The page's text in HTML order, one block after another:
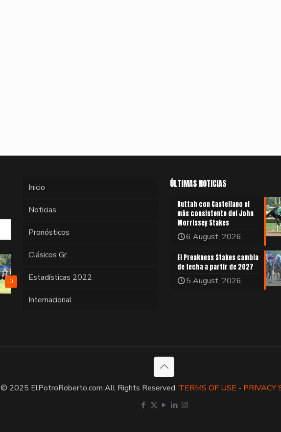
0
Inicio
Noticias
Pronósticos
Clásicos Gr.
Estadísticas 2022
Internacional
ÚLTIMAS NOTICIAS
Buttah con Castellano el
más consistente del John
Morrissey Stakes
6 August, 2026
El Preakness Stakes cambia
de fecha a partir de 2027
5 August, 2026
© 2025 ElPotroRoberto.com All Rights Reserved. TERMS OF USE - PRIVACY